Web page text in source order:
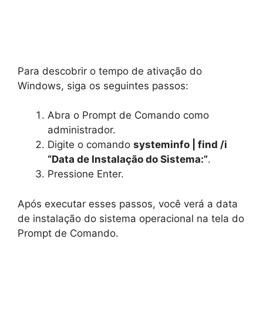
Para descobrir o tempo de ativação do
Windows, siga os seguintes passos:
Abra o Prompt de Comando como
administrador.
Digite o comando systeminfo | find /i
“Data de Instalação do Sistema:”.
Pressione Enter.
Após executar esses passos, você verá a data
de instalação do sistema operacional na tela do
Prompt de Comando.